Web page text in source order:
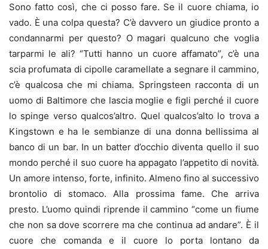
Sono fatto così, che ci posso fare. Se il cuore chiama, io
vado. È una colpa questa? C’è davvero un giudice pronto a
condannarmi per questo? O magari qualcuno che voglia
tarparmi le ali? “Tutti hanno un cuore affamato”, c’è una
scia profumata di cipolle caramellate a segnare il cammino,
c’è qualcosa che mi chiama. Springsteen racconta di un
uomo di Baltimore che lascia moglie e figli perché il cuore
lo spinge verso qualcos’altro. Quel qualcos’alto lo trova a
Kingstown e ha le sembianze di una donna bellissima al
banco di un bar. In un batter d’occhio diventa quello il suo
mondo perché il suo cuore ha appagato l’appetito di novità.
Un amore intenso, forte, infinito. Almeno fino al successivo
brontolio di stomaco. Alla prossima fame. Che arriva
presto. L’uomo quindi riprende il cammino “come un fiume
che non sa dove scorrere ma che continua ad andare”. È il
cuore che comanda e il cuore lo porta lontano da